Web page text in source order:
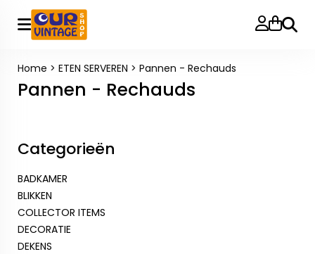
Home > ETEN SERVEREN > Pannen - Rechauds
Pannen - Rechauds
Categorieën
BADKAMER
BLIKKEN
COLLECTOR ITEMS
DECORATIE
DEKENS